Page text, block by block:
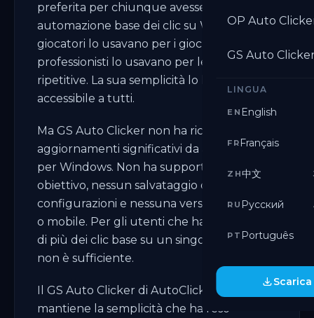
OP Auto
GS Auto
LINGUA
EN English
FR Français
ZH中文
RU Русский
PT Português
preferita per chiunque avesse bisogno di
automazione base dei clic su Windows. I
giocatori lo usavano per i giochi idle. I
professionisti lo usavano per le attività
ripetitive. La sua semplicità lo ha reso
accessibile a tutti.
Ma GS Auto Clicker non ha ricevuto
aggiornamenti significativi da anni. È solo
per Windows. Non ha supporto multi-
obiettivo, nessun salvataggio di
configurazioni e nessuna versione per Mac
o mobile. Per gli utenti che hanno bisogno
di più dei clic base su un singolo obiettivo,
non è sufficiente.
Il GS Auto Clicker di AutoClicker.org
mantiene la semplicità che ha reso